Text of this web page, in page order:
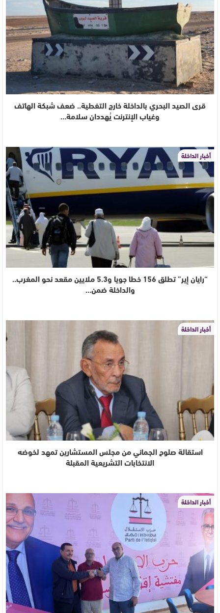
قرى الصيد البحري بالداخلة خارج التغطية.. ضعف شبكة الهاتف
وغياب الإنترنت يُهددان سلامة…
أخبار الداخلة
“رايان إير” تطلق 156 خطا جويا و5.3 ملايين مقعد نحو المغرب..
والداخلة ضمن…
أخبار الداخلة
استقالة صلوح الجماني من مجلس المستشارين تمهد لخوضه
الانتخابات التشريعية المقبلة
أخبار الداخلة